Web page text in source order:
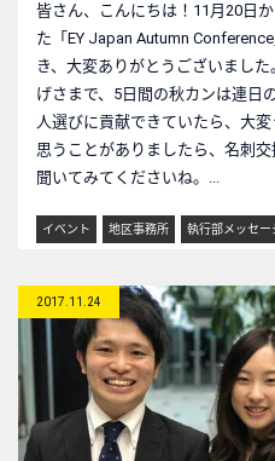
皆さん、こんにちは！11月20日
た「EY Japan Autumn
き、大変ありがとうございまし
げさまで、5日間の秋カンは連日
人選びに貢献できていたら、大
思うことがありましたら、名刺
聞いてみてくださいね。...
イベント 地区事務所 執行部メッセー
2017.11.24